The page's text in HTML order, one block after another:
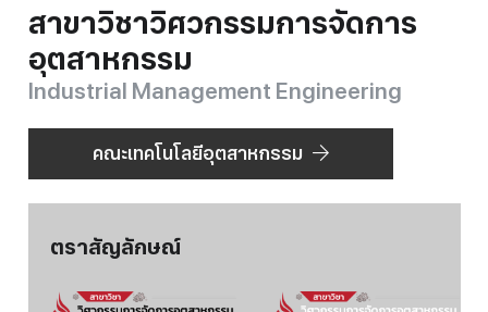
สาขาวิชาวิศวกรรมการจัดการ
อุตสาหกรรม
Industrial Management Engineering
คณะเทคโนโลยีอุตสาหกรรม
ตราสัญลักษณ์